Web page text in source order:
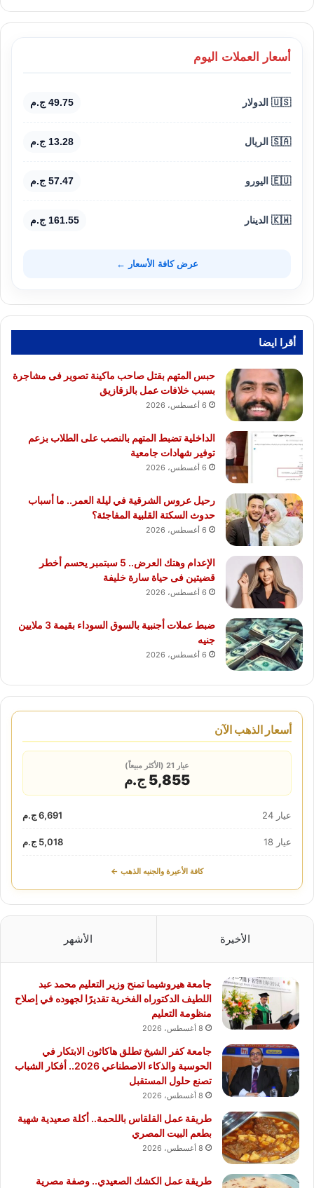
أسعار العملات اليوم
🇺🇸 الدولار 49.75 ج.م
🇸🇦 الريال 13.28 ج.م
🇪🇺 اليورو 57.47 ج.م
🇰🇼 الدينار 161.55 ج.م
عرض كافة الأسعار ←
أقرا ايضا
حبس المتهم بقتل صاحب ماكينة تصوير فى مشاجرة
بسبب خلافات عمل بالزقازيق
6 أغسطس، 2026
الداخلية تضبط المتهم بالنصب على الطلاب بزعم
توفير شهادات جامعية
6 أغسطس، 2026
رحيل عروس الشرقية في ليلة العمر.. ما أسباب
حدوث السكتة القلبية المفاجئة؟
6 أغسطس، 2026
الإعدام وهتك العرض.. 5 سبتمبر يحسم أخطر
قضيتين فى حياة سارة خليفة
6 أغسطس، 2026
ضبط عملات أجنبية بالسوق السوداء بقيمة 3 ملايين
جنيه
6 أغسطس، 2026
أسعار الذهب الآن
عيار 21 (الأكثر مبيعاً)
5,855 ج.م
عيار 24 6,691 ج.م
عيار 18 5,018 ج.م
كافة الأعيرة والجنيه الذهب ←
الأخيرة الأشهر
جامعة هيروشيما تمنح وزير التعليم محمد عبد
اللطيف الدكتوراه الفخرية تقديرًا لجهوده في إصلاح
منظومة التعليم
8 أغسطس، 2026
جامعة كفر الشيخ تطلق هاكاثون الابتكار في
الحوسبة والذكاء الاصطناعي 2026.. أفكار الشباب
تصنع حلول المستقبل
8 أغسطس، 2026
طريقة عمل القلقاس باللحمة.. أكلة صعيدية شهية
بطعم البيت المصري
8 أغسطس، 2026
طريقة عمل الكشك الصعيدي.. وصفة مصرية